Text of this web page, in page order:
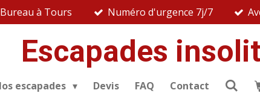
Bureau à Tours Numéro d'urgence 7j/7
Escapades
escapades Devis FAQ Contact